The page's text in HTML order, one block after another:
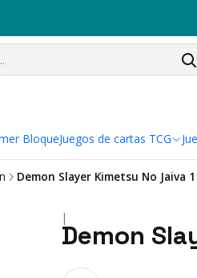
BloqueJuegos de cartas TCG
Demon Slayer Kimetsu No Jaiva
|
Demon